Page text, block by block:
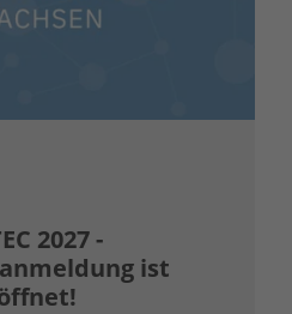
2027 -
ist